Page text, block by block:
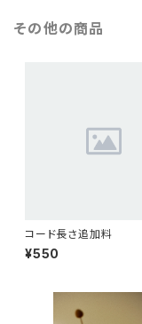
その他の商品
コード長さ追加料
¥550